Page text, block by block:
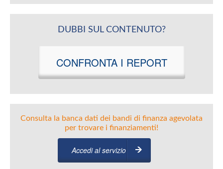
DUBBI SUL CONTENUTO?
CONFRONTA I REPORT
Consulta la banca dati dei bandi di finanza agevolata
per trovare i finanziamenti!
Accedi al servizio